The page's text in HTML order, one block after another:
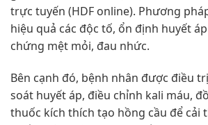
trực tuyến (HDF online). Phương
hiệu quả các độc tố, ổn định huyết
chứng mệt mỏi, đau nhức.
Bên cạnh đó, bệnh nhân được điều
soát huyết áp, điều chỉnh kali máu,
thuốc kích thích tạo hồng cầu để cải